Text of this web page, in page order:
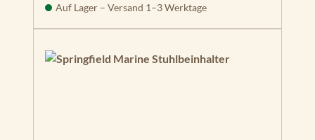
Auf Lager – Versand 1–3 Werktage